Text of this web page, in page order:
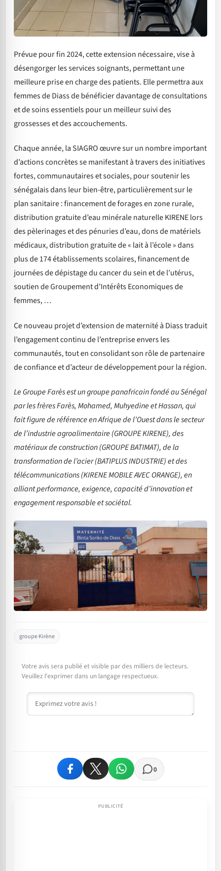
Prévue pour fin 2024, cette extension nécessaire, vise à
désengorger les services soignants, permettant une
meilleure prise en charge des patients. Elle permettra aux
femmes de Diass de bénéficier davantage de consultations
et de soins essentiels pour un meilleur suivi des
grossesses et des accouchements.
Chaque année, la SIAGRO œuvre sur un nombre important
d’actions concrètes se manifestant à travers des initiatives
fortes, communautaires et sociales, pour soutenir les
sénégalais dans leur bien-être, particulièrement sur le
plan sanitaire : financement de forages en zone rurale,
distribution gratuite d’eau minérale naturelle KIRENE lors
des pèlerinages et des pénuries d’eau, dons de matériels
médicaux, distribution gratuite de « lait à l’école » dans
plus de 174 établissements scolaires, financement de
journées de dépistage du cancer du sein et de l’utérus,
soutien de Groupement d’Intérêts Economiques de
femmes, …
Ce nouveau projet d’extension de maternité à Diass traduit
l’engagement continu de l’entreprise envers les
communautés, tout en consolidant son rôle de partenaire
de confiance et d’acteur de développement pour la région.
Le Groupe Farès est un groupe panafricain fondé au Sénégal
par les frères Farès, Mohamed, Muhyedine et Hassan, qui
fait figure de référence en Afrique de l’Ouest dans le secteur
de l’industrie agroalimentaire (GROUPE KIRENE), des
matériaux de construction (GROUPE BATIMAT), de la
transformation de l’acier (BATIPLUS INDUSTRIE) et des
télécommunications (KIRENE MOBILE AVEC ORANGE), en
alliant performance, exigence, capacité d’innovation et
engagement responsable et sociétal.
groupe Kirène
Votre avis sera publié et visible par des milliers de lecteurs.
Veuillez l'exprimer dans un langage respectueux.
Commentaire
0